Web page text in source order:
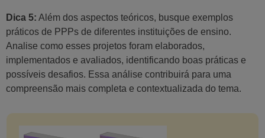
Dica 5: Além dos aspectos teóricos, busque exemplos
práticos de PPPs de diferentes instituições de ensino.
Analise como esses projetos foram elaborados,
implementados e avaliados, identificando boas práticas e
possíveis desafios. Essa análise contribuirá para uma
compreensão mais completa e contextualizada do tema.